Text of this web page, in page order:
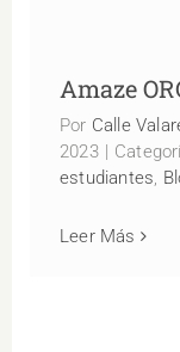
Amaze
Por Calle
2023 |
estudiantes,
Leer Más